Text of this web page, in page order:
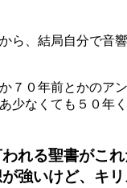
ら、結局自分で音
７０年前とかのア
少なくても５０年
れる聖書がこ
強いけど、キ